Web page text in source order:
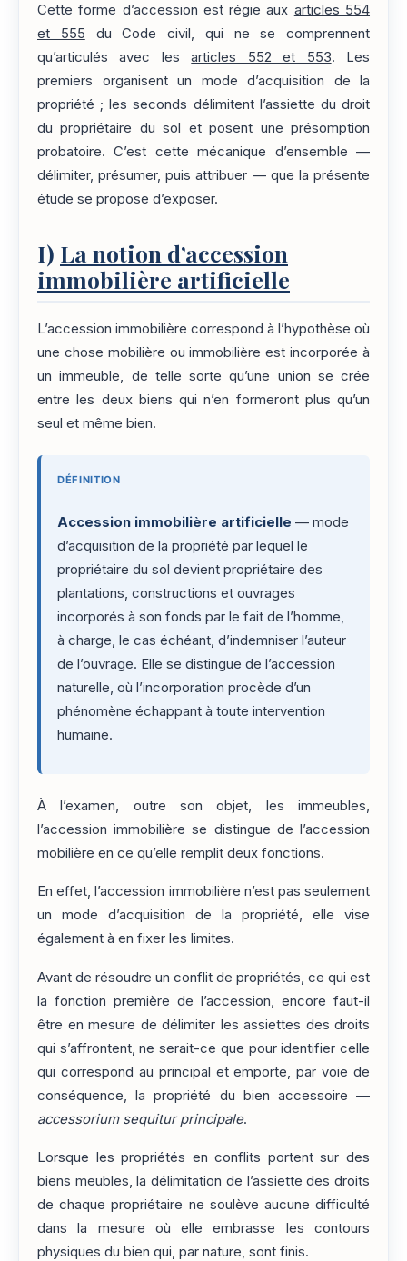
Cette forme d’accession est régie aux articles 554
et 555 du Code civil, qui ne se comprennent
qu’articulés avec lesarticles 552 et 553. Les
premiers organisent un mode d’acquisition de la
propriété ; les seconds délimitent l’assiette du droit
du propriétaire du sol et posent une présomption
probatoire. C’est cette mécanique d’ensemble —
délimiter, présumer, puis attribuer — que la présente
étude se propose d’exposer.
I) La notion d’accession
immobilière artificielle
L’accession immobilière correspond à l’hypothèse où
une chose mobilière ou immobilière est incorporée à
un immeuble, de telle sorte qu’une union se crée
entre les deux biens qui n’en formeront plus qu’un
seul et même bien.
DÉFINITION
Accession immobilière artificielle — mode
d’acquisition de la propriété par lequel le
propriétaire du sol devient propriétaire des
plantations, constructions et ouvrages
incorporés à son fonds par le fait de l’homme,
à charge, le cas échéant, d’indemniser l’auteur
de l’ouvrage. Elle se distingue de l’accession
naturelle, où l’incorporation procède d’un
phénomène échappant à toute intervention
humaine.
À l’examen, outre son objet, les immeubles,
l’accession immobilière se distingue de l’accession
mobilière en ce qu’elle remplit deux fonctions.
En effet, l’accession immobilière n’est pas seulement
un mode d’acquisition de la propriété, elle vise
également à en fixer les limites.
Avant de résoudre un conflit de propriétés, ce qui est
la fonction première de l’accession, encore faut-il
être en mesure de délimiter les assiettes des droits
qui s’affrontent, ne serait-ce que pour identifier celle
qui correspond au principal et emporte, par voie de
conséquence, la propriété du bien accessoire —
accessorium sequitur principale.
Lorsque les propriétés en conflits portent sur des
biens meubles, la délimitation de l’assiette des droits
de chaque propriétaire ne soulève aucune difficulté
dans la mesure où elle embrasse les contours
physiques du bien qui, par nature, sont finis.